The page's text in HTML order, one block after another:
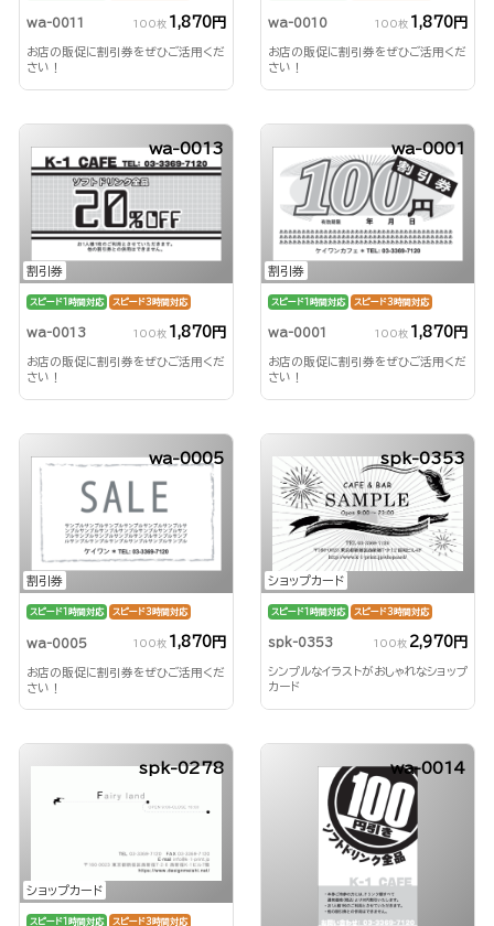
wa-0011 100枚 1,870円
お店の販促に割引券をぜひご活用くだ
さい！
wa-0010 100枚 1,870円
お店の販促に割引券をぜひご活用くだ
さい！
割引券
wa-0013
スピード1時間対応 スピード3時間対応
wa-0013 100枚 1,870円
お店の販促に割引券をぜひご活用くだ
さい！
割引券
wa-0001
スピード1時間対応 スピード3時間対応
wa-0001 100枚 1,870円
お店の販促に割引券をぜひご活用くだ
さい！
割引券
wa-0005
スピード1時間対応 スピード3時間対応
wa-0005 100枚 1,870円
お店の販促に割引券をぜひご活用くだ
さい！
ショップカード
spk-0353
スピード1時間対応 スピード3時間対応
spk-0353 100枚 2,970円
シンプルなイラストがおしゃれなショップ
カード
ショップカード
spk-0278
スピード1時間対応 スピード3時間対応
wa-0014